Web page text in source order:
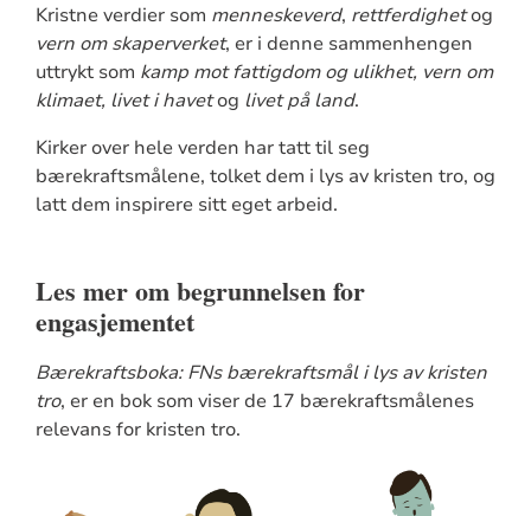
Kristne verdier som menneskeverd, rettferdighetog
vern om skaperverket, er i denne sammenhengen
uttrykt som kamp mot fattigdom og ulikhet, vern om
klimaet, livet i havetog livet på land.
Kirker over hele verden har tatt til seg
bærekraftsmålene, tolket dem i lys av kristen tro, og
latt dem inspirere sitt eget arbeid.
Les mer om begrunnelsen for
engasjementet
Bærekraftsboka: FNs bærekraftsmål i lys av kristen
tro, er en bok som viser de 17 bærekraftsmålenes
relevans for kristen tro.